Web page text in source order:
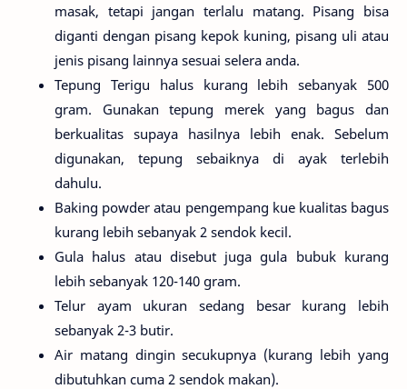
masak, tetapi jangan terlalu matang. Pisang bisa
diganti dengan pisang kepok kuning, pisang uli atau
jenis pisang lainnya sesuai selera anda.
Tepung Terigu halus kurang lebih sebanyak 500
gram. Gunakan tepung merek yang bagus dan
berkualitas supaya hasilnya lebih enak. Sebelum
digunakan, tepung sebaiknya di ayak terlebih
dahulu.
Baking powder atau pengempang kue kualitas bagus
kurang lebih sebanyak 2 sendok kecil.
Gula halus atau disebut juga gula bubuk kurang
lebih sebanyak 120-140 gram.
Telur ayam ukuran sedang besar kurang lebih
sebanyak 2-3 butir.
Air matang dingin secukupnya (kurang lebih yang
dibutuhkan cuma 2 sendok makan).